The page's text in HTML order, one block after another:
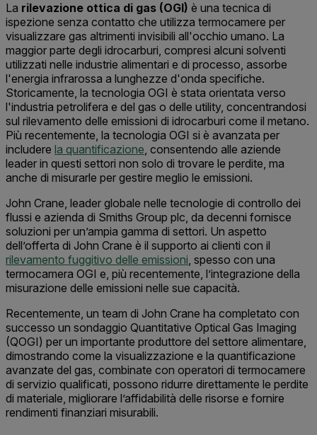
La rilevazione ottica di gas (OGI) è una tecnica di
ispezione senza contatto che utilizza termocamere per
visualizzare gas altrimenti invisibili all'occhio umano. La
maggior parte degli idrocarburi, compresi alcuni solventi
utilizzati nelle industrie alimentari e di processo, assorbe
l'energia infrarossa a lunghezze d'onda specifiche.
Storicamente, la tecnologia OGI è stata orientata verso
l'industria petrolifera e del gas o delle utility, concentrandosi
sul rilevamento delle emissioni di idrocarburi come il metano.
Più recentemente, la tecnologia OGI si è avanzata per
includere la quantificazione, consentendo alle aziende
leader in questi settori non solo di trovare le perdite, ma
anche di misurarle per gestire meglio le emissioni.
John Crane, leader globale nelle tecnologie di controllo dei
flussi e azienda di Smiths Group plc, da decenni fornisce
soluzioni per un’ampia gamma di settori. Un aspetto
dell’offerta di John Crane è il supporto ai clienti con il
rilevamento fuggitivo delle emissioni, spesso con una
termocamera OGI e, più recentemente, l’integrazione della
misurazione delle emissioni nelle sue capacità.
Recentemente, un team di John Crane ha completato con
successo un sondaggio Quantitative Optical Gas Imaging
(QOGI) per un importante produttore del settore alimentare,
dimostrando come la visualizzazione e la quantificazione
avanzate del gas, combinate con operatori di termocamere
di servizio qualificati, possono ridurre direttamente le perdite
di materiale, migliorare l’affidabilità delle risorse e fornire
rendimenti finanziari misurabili.